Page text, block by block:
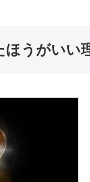
ほうがいい